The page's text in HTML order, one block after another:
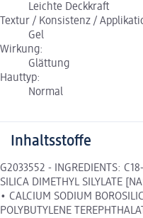
Leichte Deckkraft
Textur / Konsistenz /
Gel
Wirkung:
Glättung
Hauttyp:
Normal
Inhaltsstoffe
G2033552 - INGREDIENTS:
SILICA DIMETHYL SILYLATE
• CALCIUM SODIUM
POLYBUTYLENE